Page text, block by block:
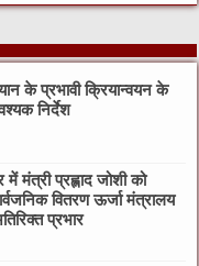
के प्रभावी क्रियान्वयन के
निर्देश
में मंत्री प्रह्लाद जोशी को
वितरण ऊर्जा मंत्रालय
प्रभार